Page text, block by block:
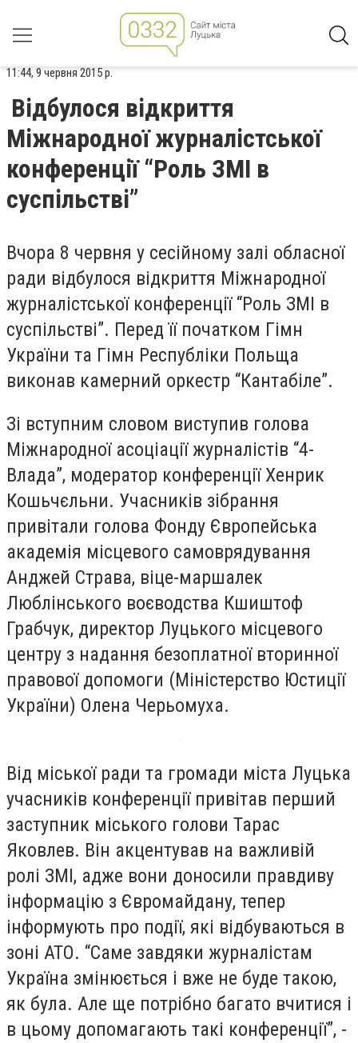
11:44, 9 червня 2015 р.
Відбулося відкриття
Міжнародної журналістської
конференції “Роль ЗМІ в
суспільстві”
Вчора 8 червня у сесійному залі обласної
ради відбулося відкриття Міжнародної
журналістської конференції “Роль ЗМІ в
суспільстві”. Перед її початком Гімн
України та Гімн Республіки Польща
виконав камерний оркестр “Кантабіле”.
Зі вступним словом виступив голова
Міжнародної асоціації журналістів “4-
Влада”, модератор конференції Хенрик
Кошьчєльни. Учасників зібрання
привітали голова Фонду Європейська
академія місцевого самоврядування
Анджей Страва, віце-маршалек
Люблінського воєводства Кшиштоф
Грабчук, директор Луцького місцевого
центру з надання безоплатної вторинної
правової допомоги (Міністерство Юстиції
України) Олена Черьомуха.
Від міської ради та громади міста Луцька
учасників конференції привітав перший
заступник міського голови Тарас
Яковлев. Він акцентував на важливій
ролі ЗМІ, адже вони доносили правдиву
інформацію з Євромайдану, тепер
інформують про події, які відбуваються в
зоні АТО. “Саме завдяки журналістам
Україна змінюється і вже не буде такою,
як була. Але ще потрібно багато вчитися і
в цьому допомагають такі конференції”, ­